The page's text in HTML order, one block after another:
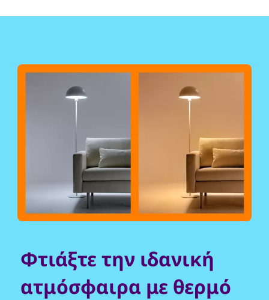
Φτιάξτε την ιδανική
ατμόσφαιρα με θερμό